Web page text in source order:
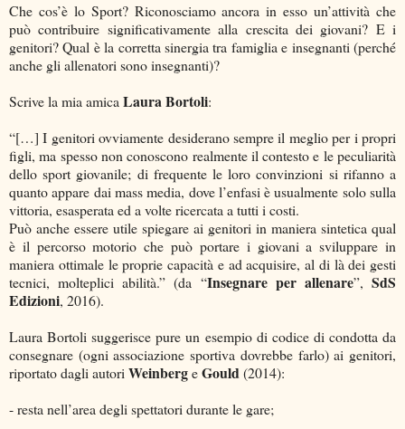
Che cos’è lo Sport? Riconosciamo ancora in esso un’attività che
può contribuire significativamente alla crescita dei giovani? E i
genitori? Qual è la corretta sinergia tra famiglia e insegnanti (perché
anche gli allenatori sono insegnanti)?
Scrive la mia amicaLaura Bortoli:
“[…] I genitori ovviamente desiderano sempre il meglio per i propri
figli, ma spesso non conoscono realmente il contesto e le peculiarità
dello sport giovanile; di frequente le loro convinzioni si rifanno a
quanto appare dai mass media, dove l’enfasi è usualmente solo sulla
vittoria, esasperata ed a volte ricercata a tutti i costi.
Può anche essere utile spiegare ai genitori in maniera sintetica qual
è il percorso motorio che può portare i giovani a sviluppare in
maniera ottimale le proprie capacità e ad acquisire, al di là dei gesti
tecnici, molteplici abilità.” (da “Insegnare per allenare”,SdS
Edizioni, 2016).
Laura Bortoli suggerisce pure un esempio di codice di condotta da
consegnare (ogni associazione sportiva dovrebbe farlo) ai genitori,
riportato dagli autoriWeinbergeGould(2014):
- resta nell’area degli spettatori durante le gare;